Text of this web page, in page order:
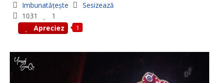
Imbunatățește
Sesizează
1031
1
Apreciez
1